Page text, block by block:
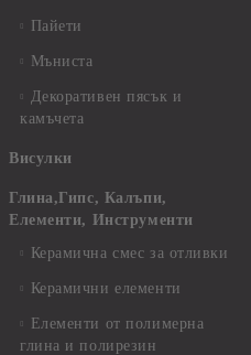
Пайети
Мъниста
Декоративен пясък и
камъчета
Висулки
Глина,Гипс, Калъпи,
Елементи, Инструменти
Керамична смес за отливки
Керамични елементи
Елементи от полимерна
глина и полирезин